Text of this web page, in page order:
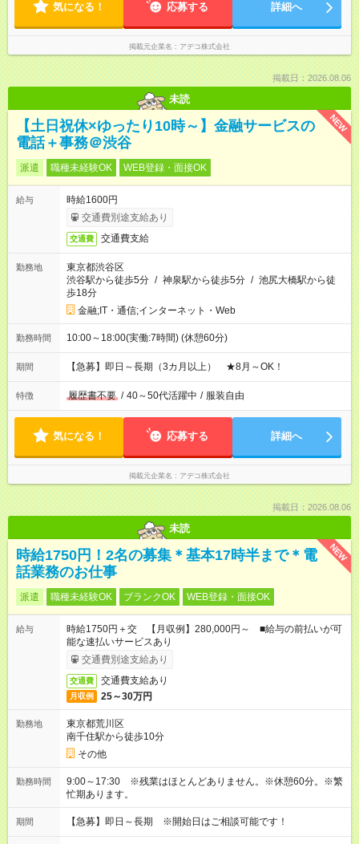
気になる！ 応募する 詳細へ
掲載元企業名 アデコ株式会社
掲載日：2026.08.06
未読
NEW
【土日祝休×ゆったり10時～】金融サービスの
電話＋事務＠渋谷
派遣 職種未経験OK WEB登録・面接OK
給与
時給1600円
交通費別途支給あり
交通費 交通費支給
勤務地
東京都渋谷区
渋谷駅から徒歩5分 / 神泉駅から徒歩5分 / 池尻大橋駅から徒
歩18分
金融;IT・通信;インターネット・Web
勤務時間 10:00～18:00(実働:7時間) (休憩60分)
期間 【急募】即日～長期（3カ月以上） ★8月～OK！
特徴 履歴書不要 / 40～50代活躍中 / 服装自由
気になる！ 応募する 詳細へ
掲載元企業名 アデコ株式会社
掲載日：2026.08.06
未読
NEW
時給1750円！2名の募集＊基本17時半まで＊電
話業務のお仕事
派遣 職種未経験OK ブランクOK WEB登録・面接OK
給与
時給1750円＋交 【月収例】280,000円～ ■給与の前払いが可
能な速払いサービスあり
交通費別途支給あり
交通費 交通費支給あり
月収例 25～30万円
勤務地
東京都荒川区
南千住駅から徒歩10分
その他
勤務時間
9:00～17:30 ※残業はほとんどありません。※休憩60分。※繁
忙期あります。
期間 【急募】即日～長期 ※開始日はご相談可能です！